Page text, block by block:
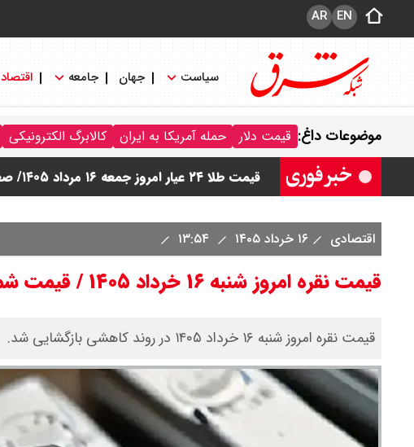
EN
AR
سیاست جهان جامعه اقتصاد
موضوعات داغ: قیمت دلار حمله آمریکا به ایران کالابرگ الکترونیکی
قیمت دینار عراق امروز جمعه ۱۶ مرداد ۱۴۰۵ اعلام شد + جدول
قیمت سکه امامی امروز جمعه ۱۶ مرداد ۱۴۰۵ اعلام شد/ کاهش قیمت سکه
قیمت طلا ۲۴ عیار امروز جمعه ۱۶ مرداد ۱۴۰۵/ صعود طلا ادامه‌دار شد
قیمت نفت امروز جمعه ۱۶ مرداد ۱۴۰۵ / نفت صعودی شد + جدول
اقتصادی ۱۶ خرداد ۱۴۰۵
قیمت نقره امروز شنبه ۱۶ خرداد ۱۴۰۵ / قیمت شمش نقره چقدر شد؟
قیمت نقره امروز شنبه ۱۶ خرداد ۱۴۰۵ در روند کاهشی بازگشایی شد.